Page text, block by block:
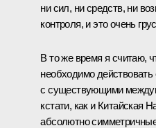
ни сил, ни средств, ни
контроля, и это очень
В то же время я считаю,
необходимо действовать
с существующими
кстати, как и Китайская
абсолютно